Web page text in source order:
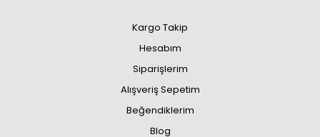
Kargo Takip
Hesabım
Siparişlerim
Alışveriş Sepetim
Beğendiklerim
Blog